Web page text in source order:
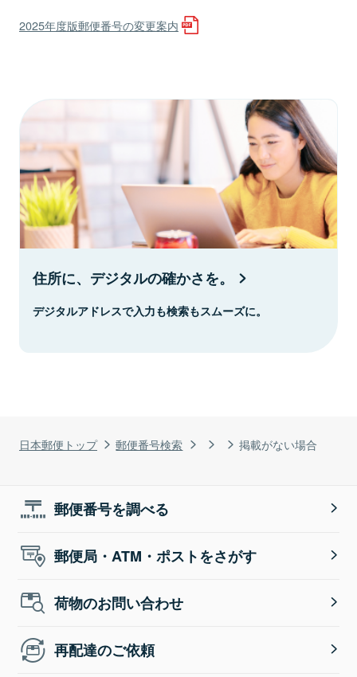
日本郵便トップ 郵便番号検索 掲載がない場合
2025年度版郵便番号の変更案内
住所に、デジタルの確かさを。
デジタルアドレスで入力も検索もスムーズに。
郵便番号を調べる
郵便局・ATM・ポストをさがす
荷物のお問い合わせ
再配達のご依頼